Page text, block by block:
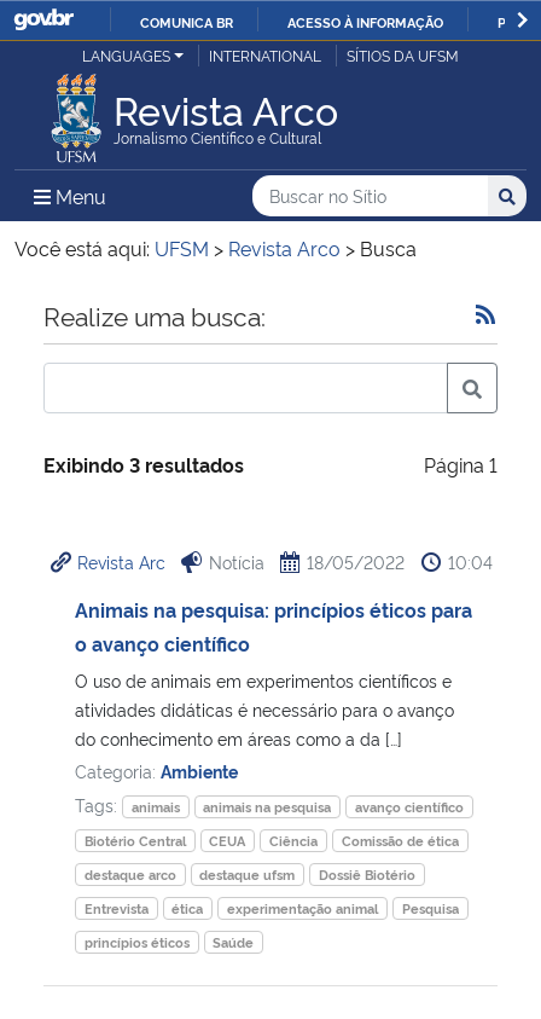
IR
O
COMUNICA BR ACESSO À INFORMAÇÃO
Ministério da Justiça e Segurança Pública
Ministério da Defesa
Ministério das Relações Exteriores
Ministério da Economia
Ministério da Infraestrutura
Ministério da Cidadania
Ministério de Minas e Energia
Ministério da Ciência, Tecnologia, Inovações e Comunicações
Ministério do Meio Ambiente
Ministério do Turismo
Ministério do Desenvolvimento Regional
LANGUAGES INTERNATIONAL SÍTIOS DA UFSM
Revista Arco
Jornalismo Científico e Cultural
Menu Menu Principal do Sítio
Busca
Buscar no no Sítio
Busca:
Você está aqui: UFSM > Revista Arco > Busca
Início do conteúdo
Realize uma busca:
Exibindo 3 resultados Página 1
Revista Arc Notícia 18/05/2022 10:04
Animais na pesquisa: princípios éticos para
o avanço científico
O uso de animais em experimentos científicos e
atividades didáticas é necessário para o avanço
do conhecimento em áreas como a da […]
Categoria: Ambiente
Tags:
animais animais na pesquisa
avanço científico
Biotério Central
CEUA Ciência
Comissão de ética
destaque arco
destaque ufsm
Dossiê Biotério
Entrevista
ética experimentação animal
Pesquisa
princípios éticos
Saúde